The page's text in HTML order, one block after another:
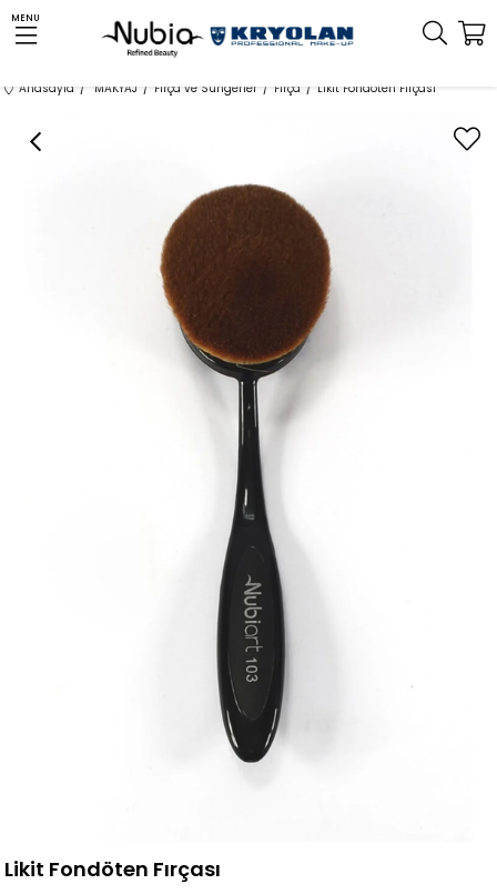
MENU
Anasayfa MAKYAJ Fırça ve Süngerler Fırça Likit Fondöten Fırçası
Likit Fondöten Fırçası